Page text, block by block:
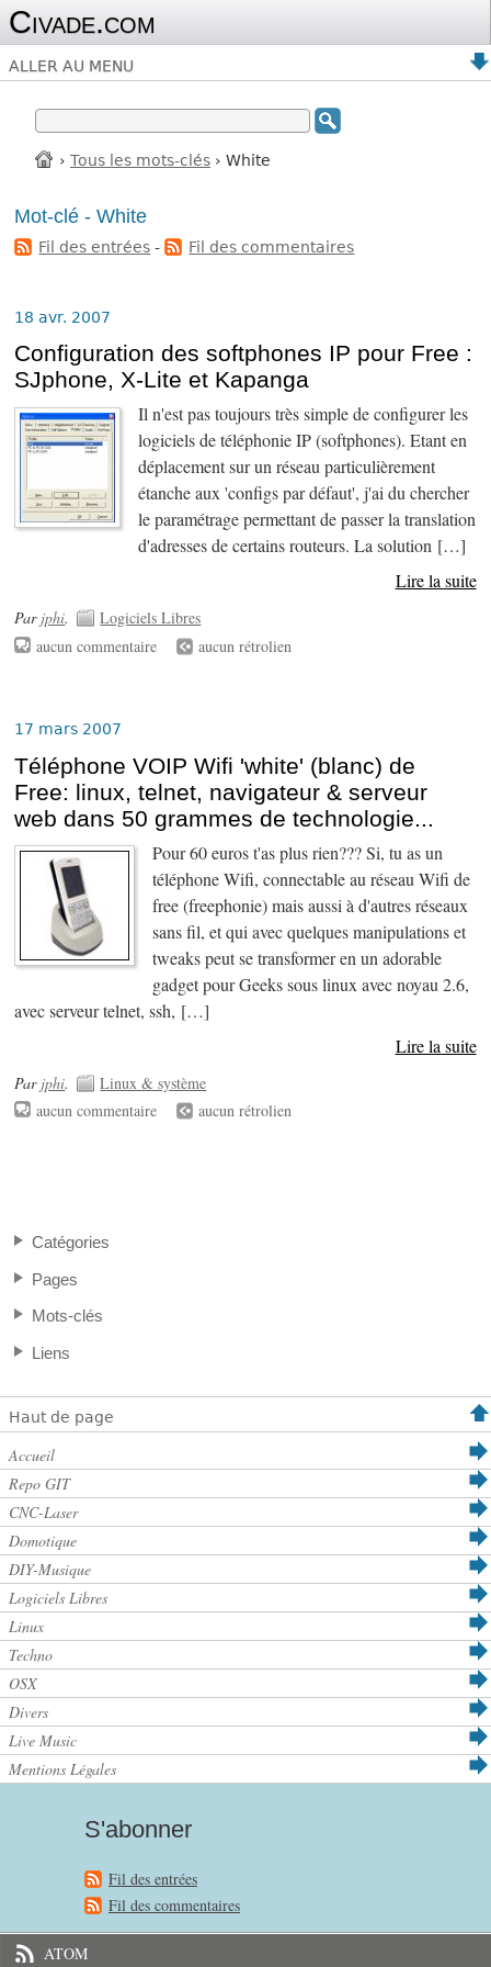
Civade.com
ALLER AU MENU
› Tous les mots-clés › White
Mot-clé - White
Fil des entrées - Fil des commentaires
18 avr. 2007
Configuration des softphones IP pour Free :
SJphone, X-Lite et Kapanga
Il n'est pas toujours très simple de configurer les
logiciels de téléphonie IP (softphones). Etant en
déplacement sur un réseau particulièrement
étanche aux 'configs par défaut', j'ai du chercher
le paramétrage permettant de passer la translation
d'adresses de certains routeurs. La solution […]
Lire la suite
Par jphi.
Logiciels Libres
aucun commentaire
aucun rétrolien
17 mars 2007
Téléphone VOIP Wifi 'white' (blanc) de
Free: linux, telnet, navigateur & serveur
web dans 50 grammes de technologie...
Pour 60 euros t'as plus rien??? Si, tu as un
téléphone Wifi, connectable au réseau Wifi de
free (freephonie) mais aussi à d'autres réseaux
sans fil, et qui avec quelques manipulations et
tweaks peut se transformer en un adorable
gadget pour Geeks sous linux avec noyau 2.6,
avec serveur telnet, ssh, […]
Lire la suite
Par jphi.
Linux & système
aucun commentaire
aucun rétrolien
Catégories
Pages
Mots-clés
Liens
Haut de page
Accueil
Repo GIT
CNC-Laser
Domotique
DIY-Musique
Logiciels Libres
Linux
Techno
OSX
Divers
Live Music
Mentions Légales
S'abonner
Fil des entrées
Fil des commentaires
ATOM